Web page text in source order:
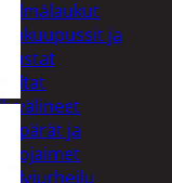
Kylmälaukut
Makuupussit ja
alustat
Teltat
Kypärät ja
suojaimet
Talviurheilu